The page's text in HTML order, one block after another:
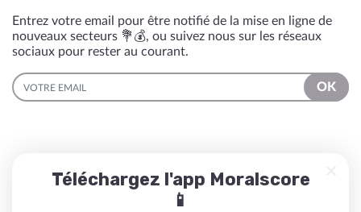
Entrez votre email pour être notifié de la mise en ligne de
nouveaux secteurs 💐💰, ou suivez nous sur les réseaux
sociaux pour rester au courant.
EMAIL
OK
Téléchargez l'app Moralscore
📱